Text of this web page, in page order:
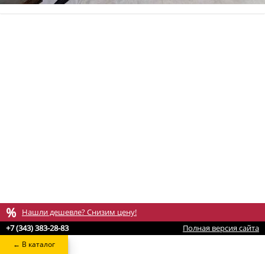
← В каталог
%
Нашли дешевле? Снизим цену!
+7 (343) 383-28-83
Полная версия сайта